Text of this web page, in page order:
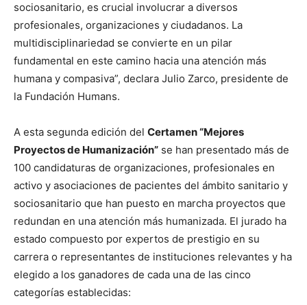
sociosanitario, es crucial involucrar a diversos
profesionales, organizaciones y ciudadanos. La
multidisciplinariedad se convierte en un pilar
fundamental en este camino hacia una atención más
humana y compasiva”, declara Julio Zarco, presidente de
la Fundación Humans.
A esta segunda edición del Certamen “Mejores
Proyectos de Humanización” se han presentado más de
100 candidaturas de organizaciones, profesionales en
activo y asociaciones de pacientes del ámbito sanitario y
sociosanitario que han puesto en marcha proyectos que
redundan en una atención más humanizada. El jurado ha
estado compuesto por expertos de prestigio en su
carrera o representantes de instituciones relevantes y ha
elegido a los ganadores de cada una de las cinco
categorías establecidas: